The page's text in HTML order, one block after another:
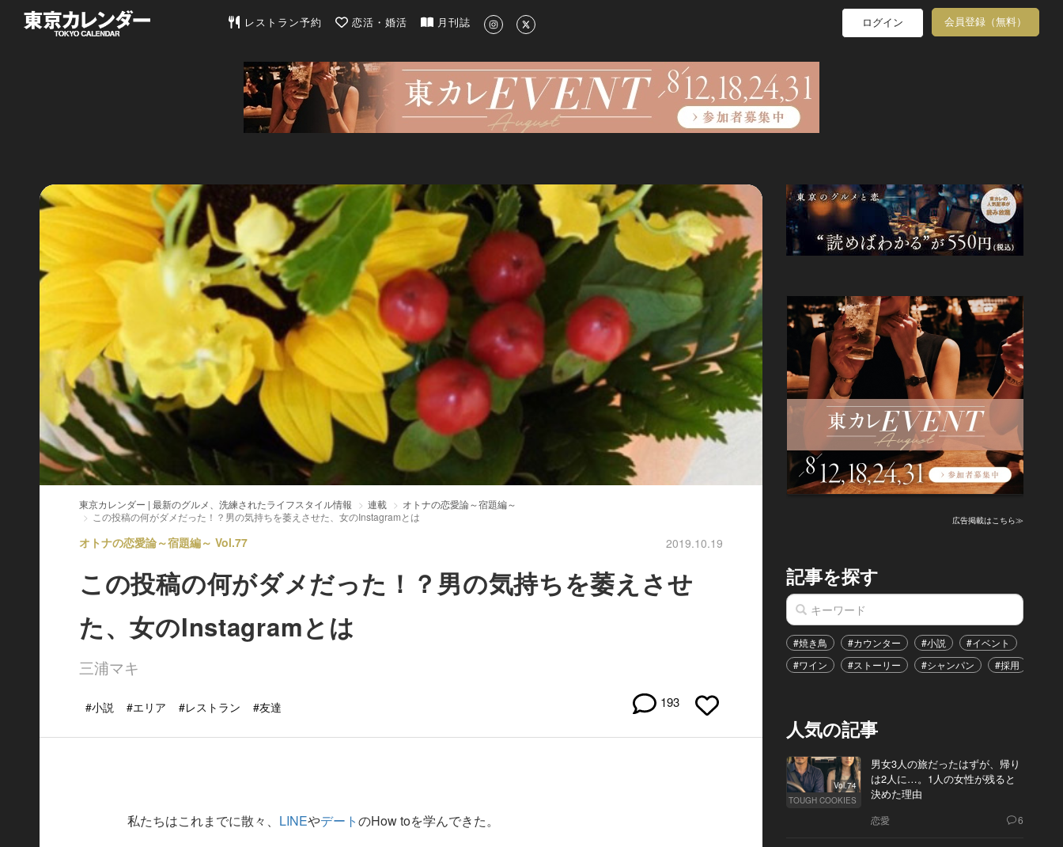
東京カレンダー | 最新のグルメ、洗練されたライフスタイル情報
レストラン予約 恋活・婚活 月刊誌 ログイン 会員登録（無料）
東京カレンダー | 最新のグルメ、洗練されたライフスタイル情報 連載
オトナの恋愛論～宿題編～
この投稿の何がダメだった！？男の気持ちを萎えさせた、女のInstagramとは
オトナの恋愛論～宿題編～ Vol.77 2019.10.19
この投稿の何がダメだった！？男の気持ちを萎えさせ
た、女のInstagramとは
三浦マキ
#小説 #エリア #レストラン #友達 193
私たちはこれまでに散々、 LINEやデートのHow toを学んできた。
広告掲載はこちら≫
記事を探す
#焼き鳥 #カウンター #小説 #イベント
#ワイン
#ストーリー #シャンパン #採用
人気の記事
Vol.74
TOUGH COOKIES
男女3人の旅だったはずが、帰り
は2人に…。1人の女性が残ると
決めた理由
恋愛 6